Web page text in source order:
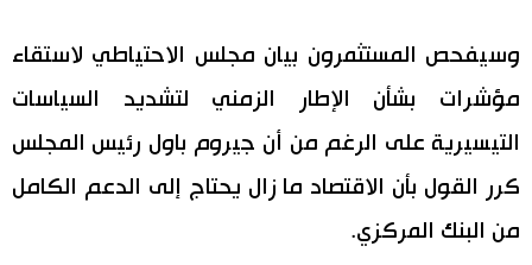
وسيفحص المستثمرون بيان مجلس الاحتياطي لاستقاء
مؤشرات بشأن الإطار الزمني لتشديد السياسات
التيسيرية على الرغم من أن جيروم باول رئيس المجلس
كرر القول بأن الاقتصاد ما زال يحتاج إلى الدعم الكامل
من البنك المركزي.